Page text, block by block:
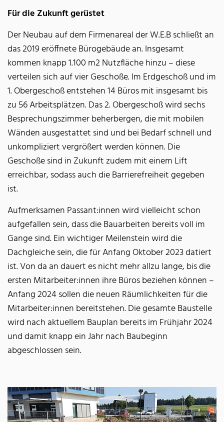
Für die Zukunft gerüstet
Der Neubau auf dem Firmenareal der W.E.B schließt an
das 2019 eröffnete Bürogebäude an. Insgesamt
kommen knapp 1.100 m2 Nutzfläche hinzu – diese
verteilen sich auf vier Geschoße. Im Erdgeschoß und im
1. Obergeschoß entstehen 14 Büros mit insgesamt bis
zu 56 Arbeitsplätzen. Das 2. Obergeschoß wird sechs
Besprechungszimmer beherbergen, die mit mobilen
Wänden ausgestattet sind und bei Bedarf schnell und
unkompliziert vergrößert werden können. Die
Geschoße sind in Zukunft zudem mit einem Lift
erreichbar, sodass auch die Barrierefreiheit gegeben
ist.
Aufmerksamen Passant:innen wird vielleicht schon
aufgefallen sein, dass die Bauarbeiten bereits voll im
Gange sind. Ein wichtiger Meilenstein wird die
Dachgleiche sein, die für Anfang Oktober 2023 datiert
ist. Von da an dauert es nicht mehr allzu lange, bis die
ersten Mitarbeiter:innen ihre Büros beziehen können –
Anfang 2024 sollen die neuen Räumlichkeiten für die
Mitarbeiter:innen bereitstehen. Die gesamte Baustelle
wird nach aktuellem Bauplan bereits im Frühjahr 2024
und damit knapp ein Jahr nach Baubeginn
abgeschlossen sein.